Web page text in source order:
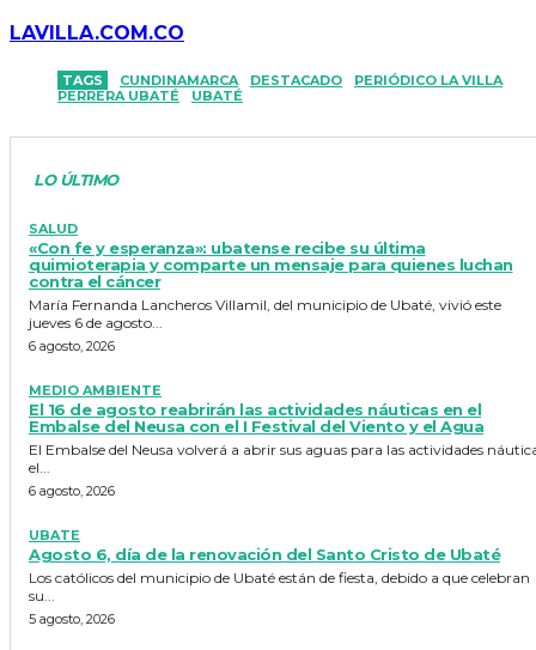
LAVILLA.COM.CO
TAGS CUNDINAMARCA DESTACADO
PERIÓDICO LA VILLA
PERRERA UBATÉ
UBATÉ
LO ÚLTIMO
SALUD
«Con fe y esperanza»: ubatense recibe su última
quimioterapia y comparte un mensaje para quienes luchan
contra el cáncer
María Fernanda Lancheros Villamil, del municipio de Ubaté, vivió este
jueves 6 de agosto...
6 agosto, 2026
MEDIO AMBIENTE
El 16 de agosto reabrirán las actividades náuticas en el
Embalse del Neusa con el I Festival del Viento y el Agua
El Embalse del Neusa volverá a abrir sus aguas para las actividades
el...
6 agosto, 2026
UBATE
Agosto 6, día de la renovación del Santo Cristo de Ubaté
Los católicos del municipio de Ubaté están de fiesta, debido a que celebran
su...
5 agosto, 2026